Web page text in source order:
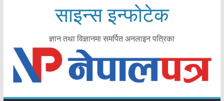
साइन्स इन्फोटेक
ज्ञान तथा विज्ञानमा समर्पित अनलाइन पत्रिका